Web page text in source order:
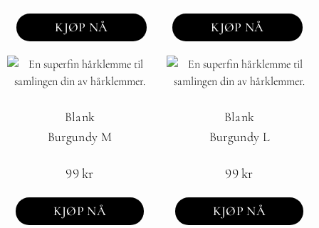
KJØP NÅ KJØP NÅ
Blank
Burgundy M
99kr
KJØP NÅ
Blank
Burgundy L
99kr
KJØP NÅ